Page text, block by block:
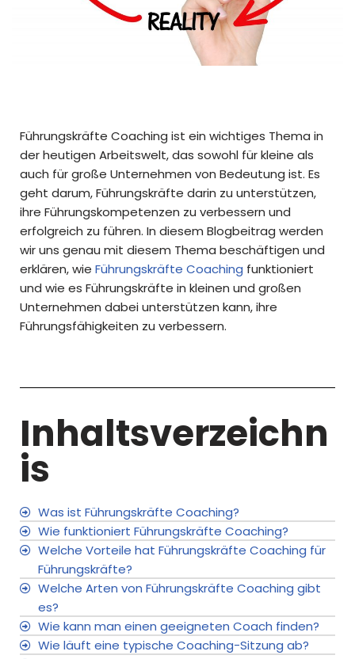
Führungskräfte Coaching ist ein wichtiges Thema in
der heutigen Arbeitswelt, das sowohl für kleine als
auch für große Unternehmen von Bedeutung ist. Es
geht darum, Führungskräfte darin zu unterstützen,
ihre Führungskompetenzen zu verbessern und
erfolgreich zu führen. In diesem Blogbeitrag werden
wir uns genau mit diesem Thema beschäftigen und
erklären, wie Führungskräfte Coaching funktioniert
und wie es Führungskräfte in kleinen und großen
Unternehmen dabei unterstützen kann, ihre
Führungsfähigkeiten zu verbessern.
Inhaltsverzeichn
is
Was ist Führungskräfte Coaching?
Wie funktioniert Führungskräfte Coaching?
Welche Vorteile hat Führungskräfte Coaching für
Führungskräfte?
Welche Arten von Führungskräfte Coaching gibt
es?
Wie kann man einen geeigneten Coach finden?
Wie läuft eine typische Coaching-Sitzung ab?